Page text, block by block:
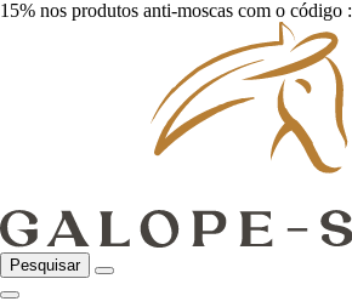
15% nos produtos anti-moscas com o código :
Pesquisar